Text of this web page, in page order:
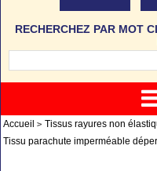
RECHERCHEZ PAR MOT
Accueil
Tissus rayures non
Tissu parachute imperméable